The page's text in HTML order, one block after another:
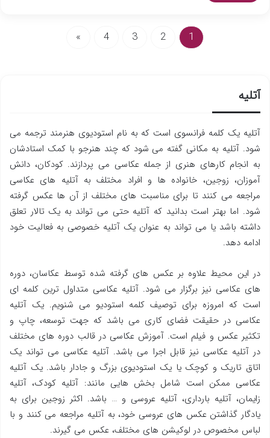
1
2
3
4
»
آتلیه
آتلیه یک کلمه فرانسوی است که به نام استودیوی هنرمند ترجمه می
شود. آتلیه به مکانی گفته می شود که چند هنرجو با کمک استادشان
به انجام کارهای هنری از جمله عکاسی می پردازند. کودکان، دانش
آموزان، زوجین، خانواده ها و افراد مختلف به آتلیه های عکاسی
مراجعه می کنند تا برای مناسبت های مختلف از آن ها عکس گرفته
شود. اما بهتر است بدانید که آتلیه حتی می تواند به یک تالار تعلق
داشته باشد یا می تواند به عنوان یک آتلیه خصوصی به فعالیت خود
ادامه دهد.
در این محیط علاوه بر عکس های گرفته شده توسط عکاسان، دوره
های عکاسی نیز برگزار می شود. آتلیه عکاسی متداول ترین کلمه ای
است که امروزه برای توصیف کلمه استودیو می شنویم. یک آتلیه
عکاسی در حقیقت فضای کاری می باشد که جهت توسعه، چاپ و
تکثیر عکس و فیلم است. آموزش عکاسی در قالب دوره های مختلف
در آتلیه عکاسی نیز قابل اجرا می باشد. آتلیه عکاسی می تواند یک
اتاق تاریک و کوچک یا یک استودیوی بزرگ و جادار باشد. یک آتلیه
عکاسی ممکن است شامل بخش هایی مانند: آتلیه کودک، آتلیه
زایمان، آتلیه بارداری، آتلیه عروسی و … باشد. اکثر زوجین برای به
یادگار گذاشتن عکس های عروسی خود، به آتلیه مراجعه می کنند و با
لباس مخصوص در لوکیشن های مختلف، عکس می گیرند.